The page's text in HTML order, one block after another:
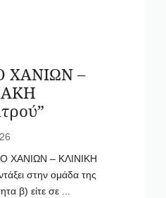
ΧΑΝΙΩΝ –
ΧΑΝΙΩΝ – ΚΛΙΝΙΚΗ
στην ομάδα της
β) είτε σε ...